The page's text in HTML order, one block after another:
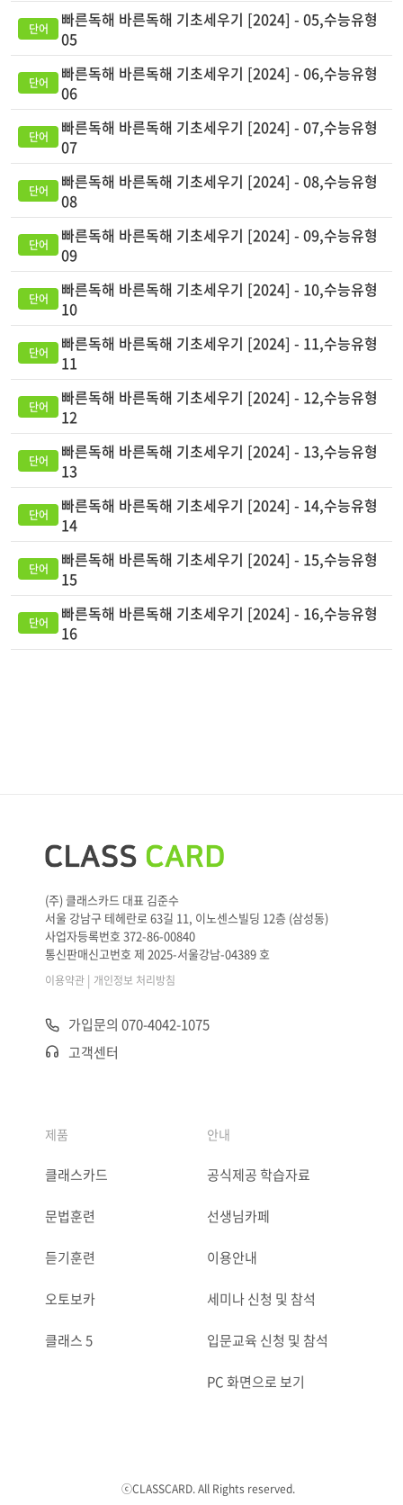
빠른독해 바른독해 기초세우기 [2024] - 05,수능유형
05
빠른독해 바른독해 기초세우기 [2024] - 06,수능유형
06
빠른독해 바른독해 기초세우기 [2024] - 07,수능유형
07
빠른독해 바른독해 기초세우기 [2024] - 08,수능유형
08
빠른독해 바른독해 기초세우기 [2024] - 09,수능유형
09
빠른독해 바른독해 기초세우기 [2024] - 10,수능유형
10
빠른독해 바른독해 기초세우기 [2024] - 11,수능유형
11
빠른독해 바른독해 기초세우기 [2024] - 12,수능유형
12
빠른독해 바른독해 기초세우기 [2024] - 13,수능유형
13
빠른독해 바른독해 기초세우기 [2024] - 14,수능유형
14
빠른독해 바른독해 기초세우기 [2024] - 15,수능유형
15
빠른독해 바른독해 기초세우기 [2024] - 16,수능유형
16
(주) 클래스카드 대표 김준수
서울 강남구 테헤란로 63길 11, 이노센스빌딩 12층 (삼성동)
사업자등록번호 372-86-00840
통신판매신고번호 제 2025-서울강남-04389 호
이용약관 | 개인정보 처리방침
가입문의 070-4042-1075
고객센터
제품
클래스카드
문법훈련
듣기훈련
오토보카
클래스 5
안내
공식제공 학습자료
선생님카페
이용안내
세미나 신청 및 참석
입문교육 신청 및 참석
PC 화면으로 보기
ⓒCLASSCARD. All Rights reserved.